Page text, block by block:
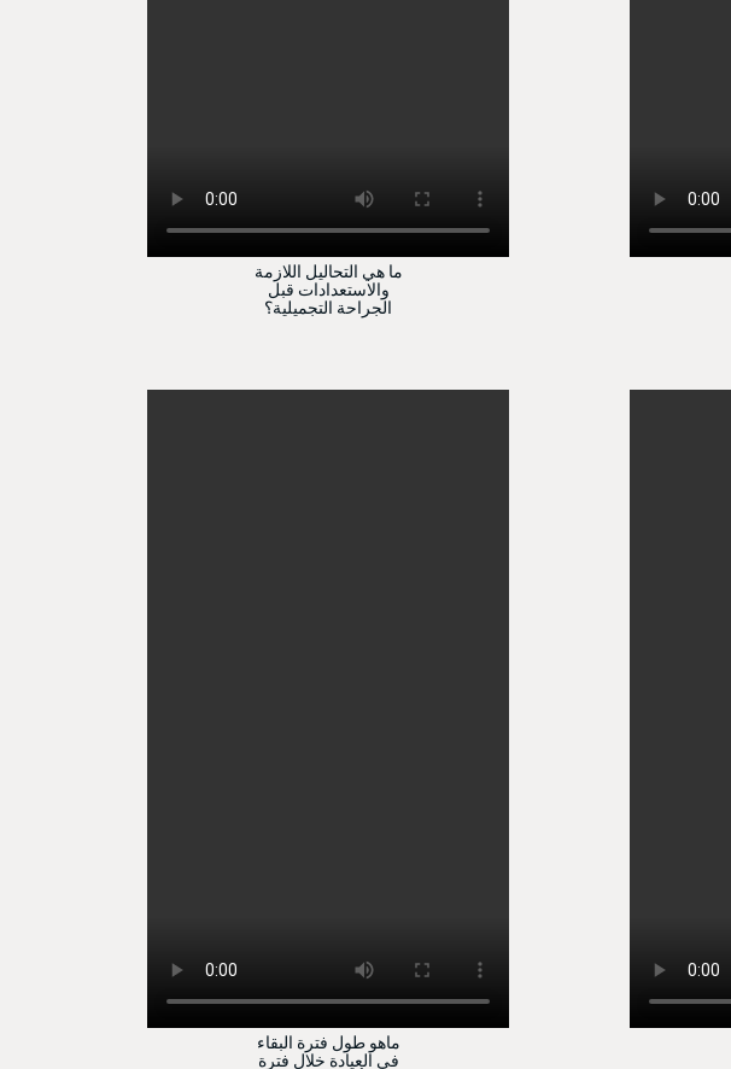
ما هي التحاليل اللازمة
والاستعدادات قبل
الجراحة التجميلية؟
ماهو طول فترة البقاء
في العيادة خلال فترة